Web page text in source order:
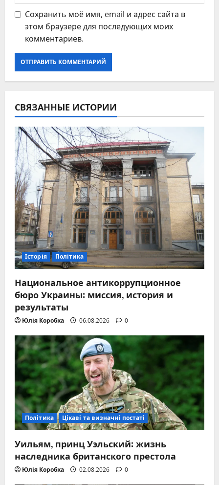
Сохранить моё имя, email и адрес сайта в
этом браузере для последующих моих
комментариев.
СВЯЗАННЫЕ ИСТОРИИ
Історія Політика
Национальное антикоррупционное
бюро Украины: миссия, история и
результаты
Юлія Коробка 06.08.2026 0
Політика Цікаві та визначні постаті
Уильям, принц Уэльский: жизнь
наследника британского престола
Юлія Коробка 02.08.2026 0